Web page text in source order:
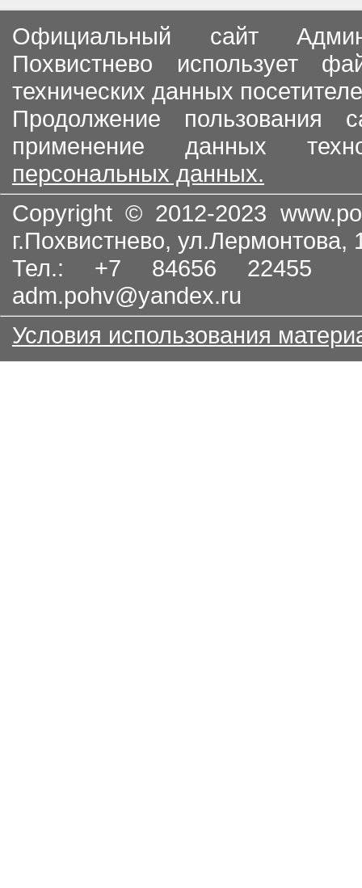
Официальный сайт
Похвистнево использует
технических данных
Продолжение пользования
применение данных
персональных данных.
Copyright © 2012-2023
г.Похвистнево, ул.Лермонтова,
Тел.: +7 84656
adm.pohv@yandex.ru
Условия использования